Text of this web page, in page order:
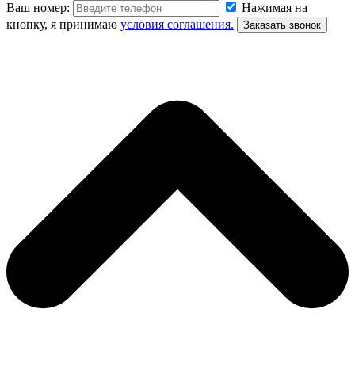
Ваш номер:
Нажимая на
кнопку, я принимаю условия соглашения.